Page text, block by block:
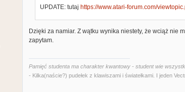
UPDATE: tutaj https://www.atari-forum.com/
Dzięki za namiar. Z wątku wynika niestety, że wciąż nie
zapytam.
Pamięć studenta ma charakter kwantowy - student wie
- Kilka(naście?) pudełek z klawiszami i światełkami. I jeden